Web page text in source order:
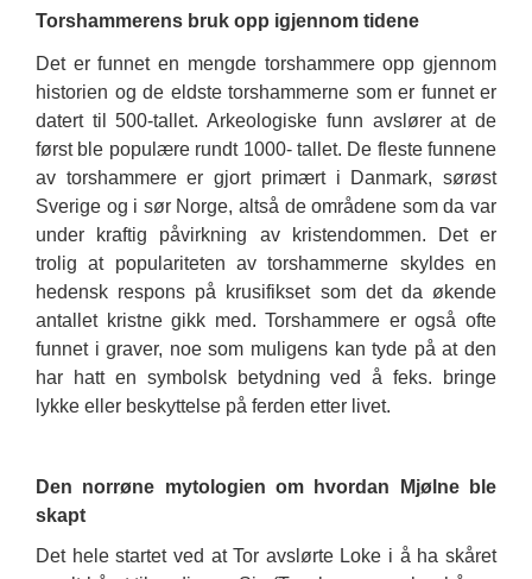
Torshammerens bruk opp igjennom tidene
Det er funnet en mengde torshammere opp gjennom
historien og de eldste torshammerne som er funnet er
datert til 500-tallet. Arkeologiske funn avslører at de
først ble populære rundt 1000- tallet. De fleste funnene
av torshammere er gjort primært i Danmark, sørøst
Sverige og i sør Norge, altså de områdene som da var
under kraftig påvirkning av kristendommen. Det er
trolig at populariteten av torshammerne skyldes en
hedensk respons på krusifikset som det da økende
antallet kristne gikk med. Torshammere er også ofte
funnet i graver, noe som muligens kan tyde på at den
har hatt en symbolsk betydning ved å feks. bringe
lykke eller beskyttelse på ferden etter livet.
Den norrøne mytologien om hvordan Mjølne ble
skapt
Det hele startet ved at Tor avslørte Loke i å ha skåret